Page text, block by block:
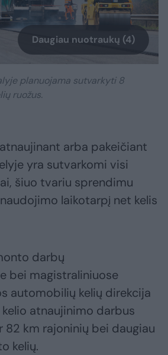
Daugiau nuotraukų (4)
planuojama sutvarkyti 8
ruožus.
arba pakeičiant
yra sutvarkomi visi
šiuo tvariu sprendimu
laikotarpį net kelis
darbų
bei magistraliniuose
automobilių kelių direkcija
atnaujinimo darbus
82 km rajoninių bei daugiau
kelių.